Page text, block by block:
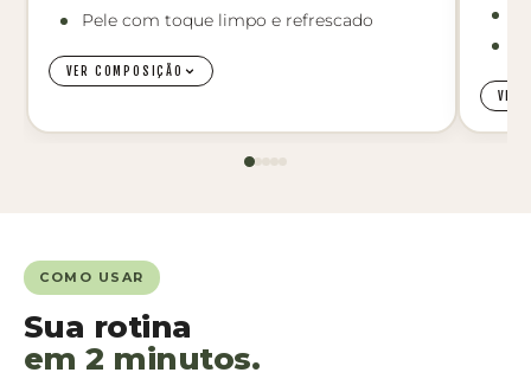
Pele com toque limpo e refrescado
VER COMPOSIÇÃO
VER
COMO USAR
Sua rotina
em 2 minutos.